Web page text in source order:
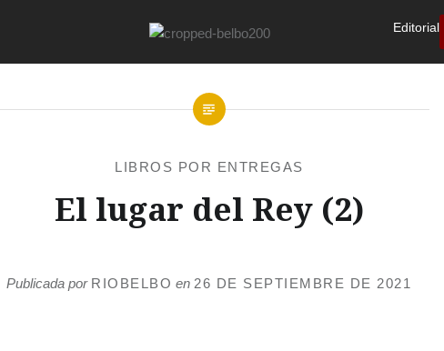
Editorial
LIBROS POR ENTREGAS
El lugar del Rey (2)
Publicada por RIOBELBO en 26 DE SEPTIEMBRE DE 2021